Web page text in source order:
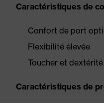
Caractéristiques de
Confort de port
Flexibilité élevée
Toucher et
Caractéristiques de